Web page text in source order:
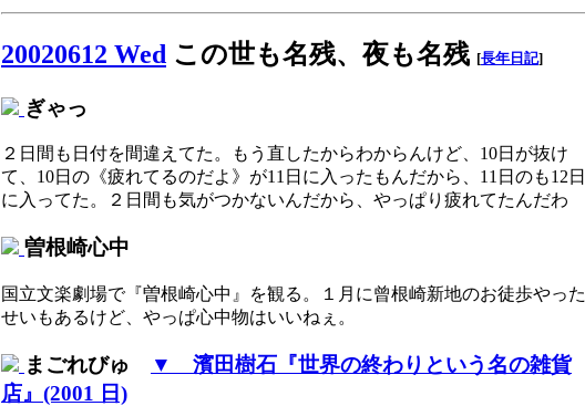
20020612 Wed この世も名残、夜も名残 [長年日記]
ぎゃっ
２日間も日付を間違えてた。もう直したからわからんけど、10日が抜け
て、10日の《疲れてるのだよ》が11日に入ったもんだから、11日のも12日
に入ってた。２日間も気がつかないんだから、やっぱり疲れてたんだわ
曽根崎心中
国立文楽劇場で『曽根崎心中』を観る。１月に曾根崎新地のお徒歩やった
せいもあるけど、やっぱ心中物はいいねぇ。
まごれびゅ
▼ 濱田樹石『世界の終わりという名の雑貨
店』(2001 日)